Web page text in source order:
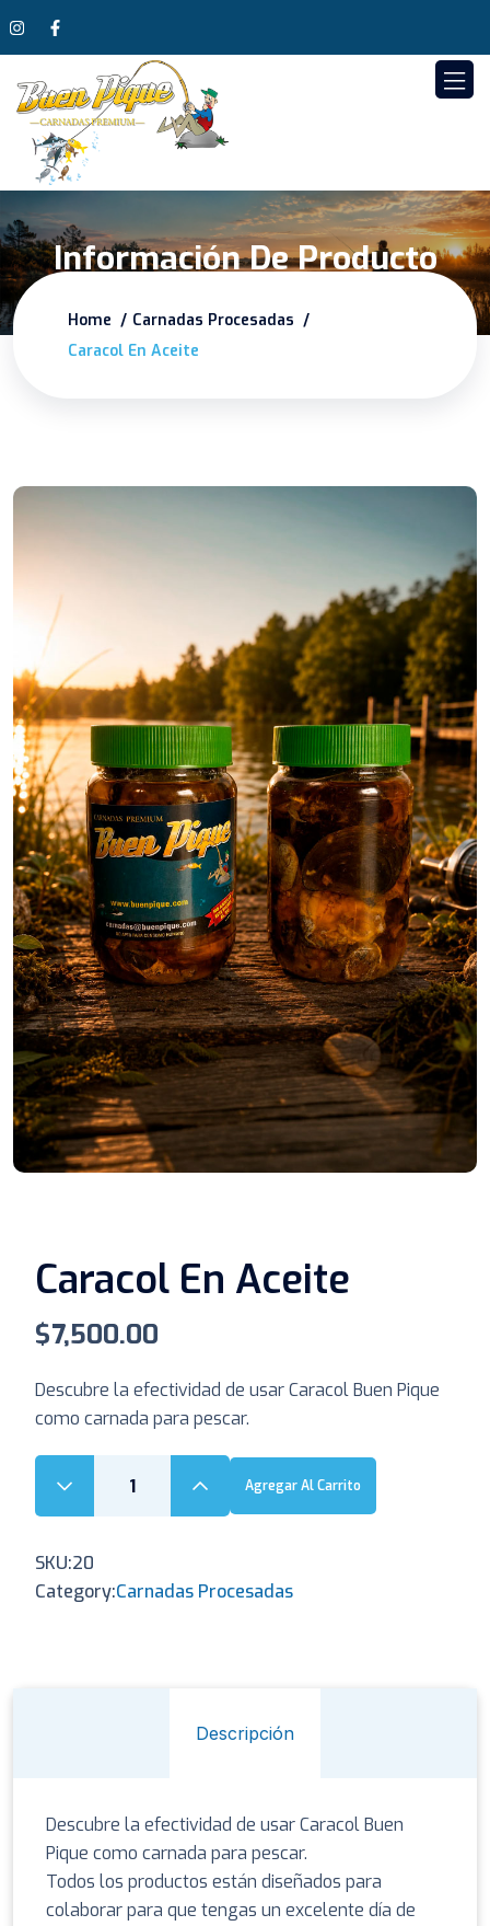
Información De Producto
Home
Carnadas Procesadas
Caracol En Aceite
Caracol En Aceite
$7,500.00
Descubre la efectividad de usar Caracol Buen Pique
como carnada para pescar.
Agregar Al Carrito
SKU:20
Category:Carnadas Procesadas
Descripción
Descubre la efectividad de usar Caracol Buen
Pique como carnada para pescar.
Todos los productos están diseñados para
colaborar para que tengas un excelente día de